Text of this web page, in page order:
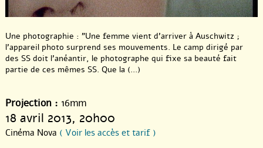
Une photographie : "Une femme vient d’arriver à Auschwitz ;
l’appareil photo surprend ses mouvements. Le camp dirigé par
des SS doit l’anéantir, le photographe qui fixe sa beauté fait
partie de ces mêmes SS. Que la (...)
Projection : 16mm
18 avril 2013, 20h00
Cinéma Nova ( Voir les accès et tarif )